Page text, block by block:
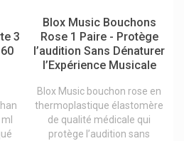
Francaise
Suisse Premium
Alimentaires
3
Blox Music Bouchons
Rose 1 Paire - Protège
l’audition Sans Dénaturer
l’Expérience Musicale
Blox Music bouchon rose en
thermoplastique élastomère
de qualité médicale qui
protège l’audition sans